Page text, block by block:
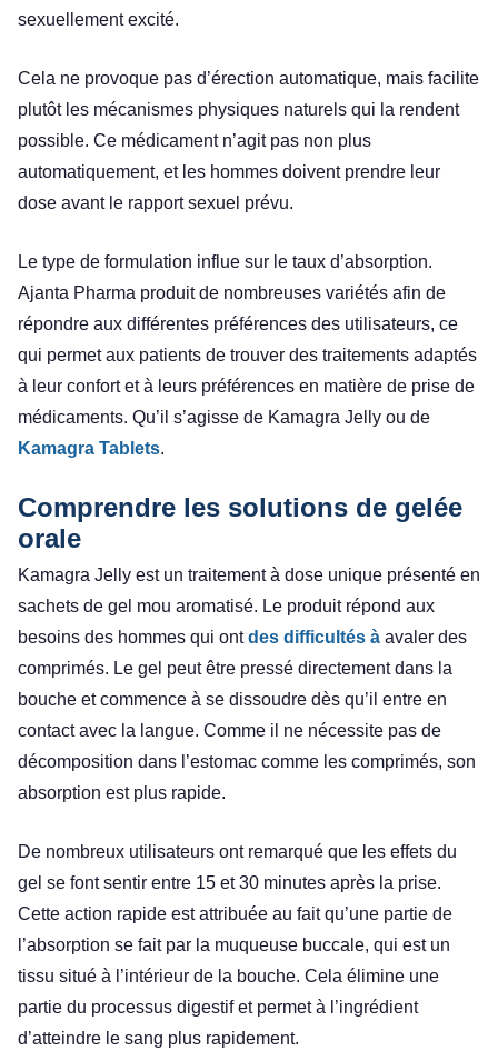
sexuellement excité.
Cela ne provoque pas d’érection automatique, mais facilite
plutôt les mécanismes physiques naturels qui la rendent
possible. Ce médicament n’agit pas non plus
automatiquement, et les hommes doivent prendre leur
dose avant le rapport sexuel prévu.
Le type de formulation influe sur le taux d’absorption.
Ajanta Pharma produit de nombreuses variétés afin de
répondre aux différentes préférences des utilisateurs, ce
qui permet aux patients de trouver des traitements adaptés
à leur confort et à leurs préférences en matière de prise de
médicaments. Qu’il s’agisse de Kamagra Jelly ou de
Kamagra Tablets.
Comprendre les solutions de gelée
orale
Kamagra Jelly est un traitement à dose unique présenté en
sachets de gel mou aromatisé. Le produit répond aux
besoins des hommes qui ontdes difficultés à avaler des
comprimés. Le gel peut être pressé directement dans la
bouche et commence à se dissoudre dès qu’il entre en
contact avec la langue. Comme il ne nécessite pas de
décomposition dans l’estomac comme les comprimés, son
absorption est plus rapide.
De nombreux utilisateurs ont remarqué que les effets du
gel se font sentir entre 15 et 30 minutes après la prise.
Cette action rapide est attribuée au fait qu’une partie de
l’absorption se fait par la muqueuse buccale, qui est un
tissu situé à l’intérieur de la bouche. Cela élimine une
partie du processus digestif et permet à l’ingrédient
d’atteindre le sang plus rapidement.